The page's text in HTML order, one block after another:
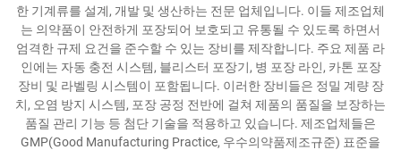
제품
디자인 사례
서비스
한 기계류를 설계, 개발 및 생산하는 전문 업체입니다. 이들 제조업체
는 의약품이 안전하게 포장되어 보호되고 유통될 수 있도록 하면서
엄격한 규제 요건을 준수할 수 있는 장비를 제작합니다. 주요 제품 라
인에는 자동 충전 시스템, 블리스터 포장기, 병 포장 라인, 카톤 포장
장비 및 라벨링 시스템이 포함됩니다. 이러한 장비들은 정밀 계량 장
치, 오염 방지 시스템, 포장 공정 전반에 걸쳐 제품의 품질을 보장하는
품질 관리 기능 등 첨단 기술을 적용하고 있습니다. 제조업체들은
GMP(Good Manufacturing Practice, 우수의약품제조규준) 표준을